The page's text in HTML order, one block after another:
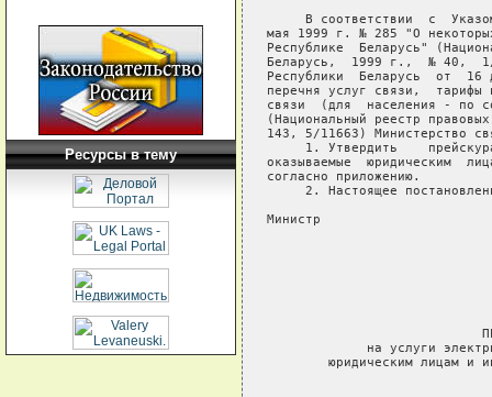
Ресурсы в тему
В соответствии  с
мая 1999 г. № 285 "О
Республике  Беларусь"
Беларусь,  1999 г.,  № 40,  1/
Республики  Беларусь  от
перечня услуг связи,  тарифы
связи  (для  населения - по
(Национальный реестр
143, 5/11663) Министерство
1. Утвердить
оказываемые  юридическим
согласно приложению.
2. Настоящее
Министр
на услуги
юридическим лицам и